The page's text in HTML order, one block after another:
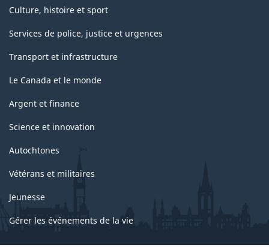
Culture, histoire et sport
Services de police, justice et urgences
Transport et infrastructure
Le Canada et le monde
Argent et finance
Science et innovation
Autochtones
Vétérans et militaires
Jeunesse
Gérer les événements de la vie